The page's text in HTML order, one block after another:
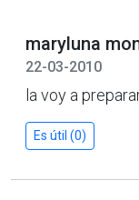
maryluna
22-03-2010
la voy a
Es útil (0)